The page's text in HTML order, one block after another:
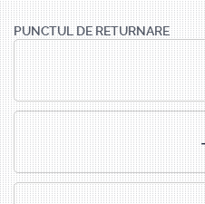
PUNCTUL DE RETURNARE